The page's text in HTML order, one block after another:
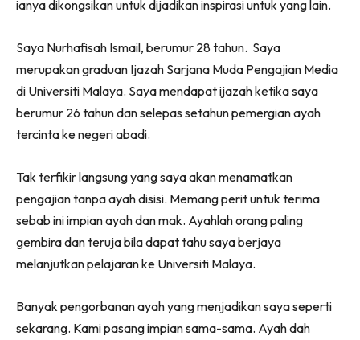
ianya dikongsikan untuk dijadikan inspirasi untuk yang lain.
Saya Nurhafisah Ismail, berumur 28 tahun. Saya
merupakan graduan Ijazah Sarjana Muda Pengajian Media
di Universiti Malaya. Saya mendapat ijazah ketika saya
berumur 26 tahun dan selepas setahun pemergian ayah
tercinta ke negeri abadi.
Tak terfikir langsung yang saya akan menamatkan
pengajian tanpa ayah disisi. Memang perit untuk terima
sebab ini impian ayah dan mak. Ayahlah orang paling
gembira dan teruja bila dapat tahu saya berjaya
melanjutkan pelajaran ke Universiti Malaya.
Banyak pengorbanan ayah yang menjadikan saya seperti
sekarang. Kami pasang impian sama-sama. Ayah dah